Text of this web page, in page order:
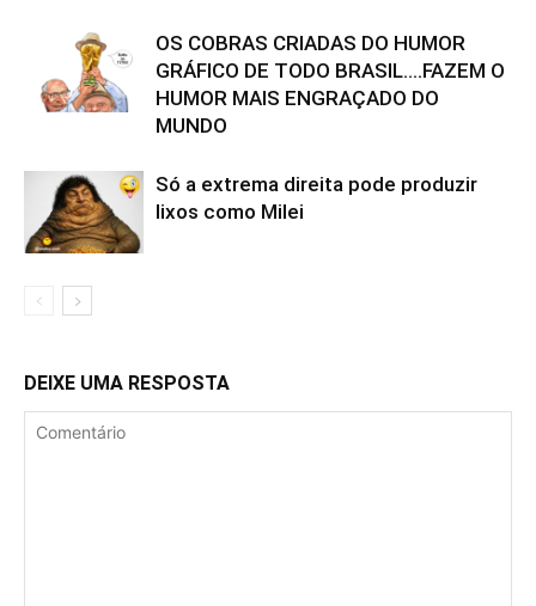
OS COBRAS CRIADAS DO HUMOR
GRÁFICO DE TODO BRASIL….FAZEM O
HUMOR MAIS ENGRAÇADO DO
MUNDO
Só a extrema direita pode produzir
lixos como Milei
DEIXE UMA RESPOSTA